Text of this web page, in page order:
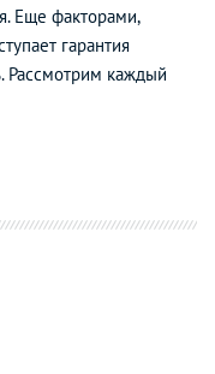
Еще факторами,
гарантия
Рассмотрим каждый